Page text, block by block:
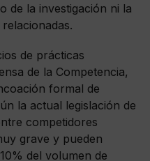
de la investigación ni la
de prácticas
de la Competencia,
formal de
la actual legislación de
competidores
grave y pueden
del volumen de